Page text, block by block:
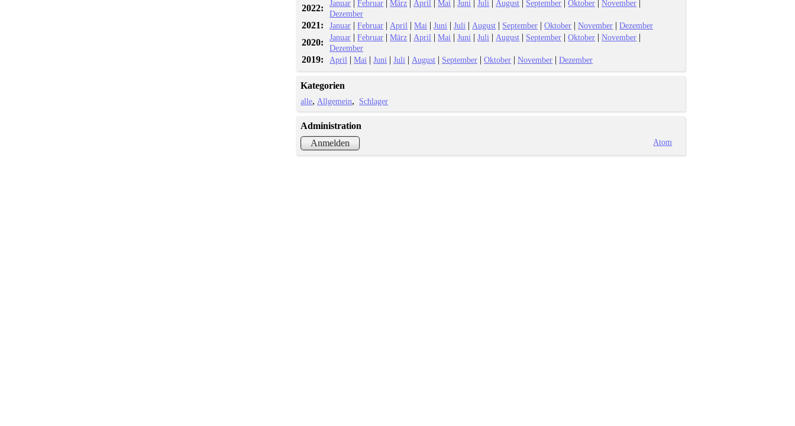
2022: Januar |Februar |März | April |Mai |Juni |Juli | August | September |Oktober |November |
Dezember
2021: Januar |Februar | April |Mai |Juni |Juli | August | September |Oktober |November |Dezember
2020: Januar |Februar |März | April |Mai |Juni |Juli | August | September |Oktober |November |
Dezember
2019: April |Mai |Juni |Juli | August | September |Oktober |November |Dezember
Kategorien
alle Allgemein Schlager
Administration
Anmelden
Atom